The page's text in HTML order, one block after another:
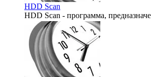
HDD Scan
HDD Scan - программа,
2007-12-06